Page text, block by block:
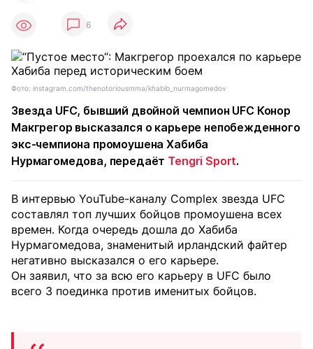
6
Фото: instagram.com/thenotoriousmma/khabib_nurmagomedov
Звезда UFC, бывший двойной чемпион UFC Конор
Макгрегор высказался о карьере непобежденного
экс-чемпиона промоушена Хабиба
Нурмагомедова, передаёт Tengri Sport.
В интервью YouTube-каналу Complex звезда UFC
составлял топ лучших бойцов промоушена всех
времен. Когда очередь дошла до Хабиба
Нурмагомедова, знаменитый ирландский файтер
негативно высказался о его карьере.
Он заявил, что за всю его карьеру в UFC было
всего 3 поединка против именитых бойцов.